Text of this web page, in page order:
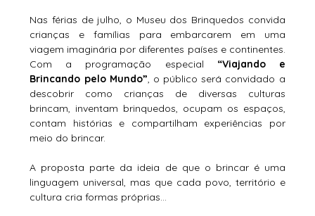
Nas férias de julho, o Museu dos Brinquedos convida
crianças e famílias para embarcarem em uma
viagem imaginária por diferentes países e continentes.
Com a programação especial “Viajando e
Brincando pelo Mundo”, o público será convidado a
descobrir como crianças de diversas culturas
brincam, inventam brinquedos, ocupam os espaços,
contam histórias e compartilham experiências por
meio do brincar.
A proposta parte da ideia de que o brincar é uma
linguagem universal, mas que cada povo, território e
cultura cria formas próprias…